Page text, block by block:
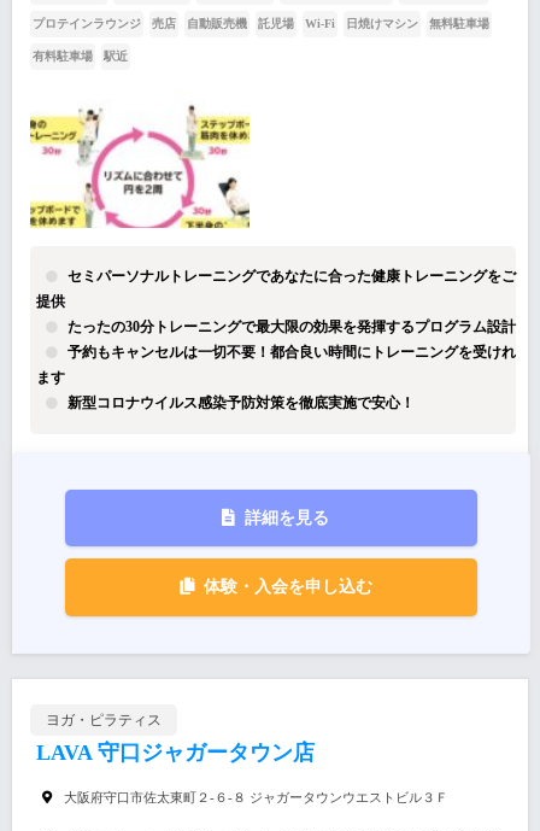
プロテインラウンジ 売店 自動販売機 託児場 Wi-Fi 日焼けマシン 無料駐車場
有料駐車場 駅近
セミパーソナルトレーニングであなたに合った健康トレーニングをご
提供
たったの30分トレーニングで最大限の効果を発揮するプログラム設計
予約もキャンセルは一切不要！都合良い時間にトレーニングを受けれ
ます
新型コロナウイルス感染予防対策を徹底実施で安心！
詳細を見る
体験・入会を申し込む
ヨガ・ピラティス
LAVA 守口ジャガータウン店
大阪府守口市佐太東町２-６-８ ジャガータウンウエストビル３Ｆ